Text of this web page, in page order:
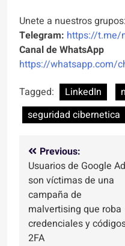
Unete a nuestros grupos:
Telegram: https://t.me/
Canal de WhatsApp
https://whatsapp.com/
Tagged:
LinkedIn
seguridad cibernetica
Navegación
de
entradas
Previous:
Usuarios de Google
son víctimas de una
campaña de
malvertising que roba
credenciales y
2FA